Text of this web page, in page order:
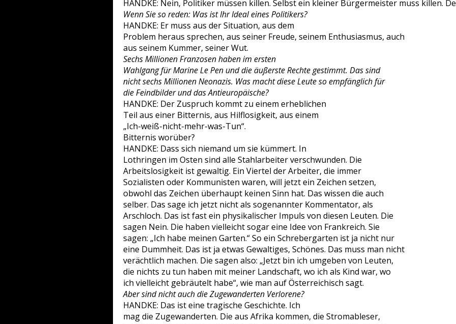
HANDKE: Nein, Politiker müssen killen. Selbst ein kleiner Bürgermeister muss killen.
Wenn Sie so reden: Was ist Ihr Ideal eines Politikers?
HANDKE: Er muss aus der Situation, aus dem
Problem heraus sprechen, aus seiner Freude, seinem Enthusiasmus, auch
aus seinem Kummer, seiner Wut.
Sechs Millionen Franzosen haben im ersten
Wahlgang für Marine Le Pen und die äußerste Rechte gestimmt. Das sind
nicht sechs Millionen Neonazis. Was macht diese Leute so empfänglich für
die Feindbilder und das Antieuropäische?
HANDKE: Der Zuspruch kommt zu einem erheblichen
Teil aus einer Bitternis, aus Hilflosigkeit, aus einem
„Ich-weiß-nicht-mehr-was-Tun“.
Bitternis worüber?
HANDKE: Dass sich niemand um sie kümmert. In
Lothringen im Osten sind alle Stahlarbeiter verschwunden. Die
Arbeitslosigkeit ist gewaltig. Ein Viertel der Arbeiter, die immer
Sozialisten oder Kommunisten waren, will jetzt ein Zeichen setzen,
obwohl das Zeichen überhaupt keinen Sinn hat. Das wissen die auch
selber. Das sage ich jetzt nicht als sogenannter Kommentator, als
Arschloch. Das ist fast ein physikalischer Impuls von diesen Leuten. Die
sagen Nein. Die haben vielleicht sogar eine Idee von Frankreich. Sie
sagen: „Ich habe meinen Garten.“ So ein Schrebergarten ist ja nicht nur
eine Dummheit. Das ist ja etwas Gewaltiges, Schönes. Das muss man nicht
verächtlich machen. Die sagen also: „Jetzt bin ich umgeben von Leuten,
die nichts zu tun haben mit meiner Landschaft, wo ich als Kind war, wo
ich vielleicht gebräutelt habe“, wie man auf Österreichisch sagt.
Aber sind nicht auch die Zugewanderten Verlorene?
HANDKE: Das ist eine tragische Geschichte. Ich
mag die Zugewanderten. Die aus Afrika kommen, die Stromableser,